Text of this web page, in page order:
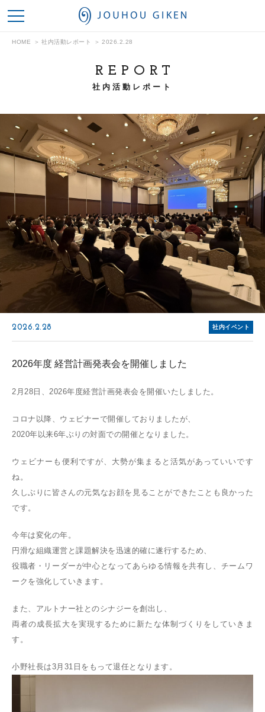
HOME 社内活動レポート 2026.2.28
REPORT
社内活動レポート
2026.2.28 社内イベント
2026年度 経営計画発表会を開催しました
2月28日、2026年度経営計画発表会を開催いたしました。
コロナ以降、ウェビナーで開催しておりましたが、
2020年以来6年ぶりの対面での開催となりました。
ウェビナーも便利ですが、大勢が集まると活気があっていいです
ね。
久しぶりに皆さんの元気なお顔を見ることができたことも良かった
です。
今年は変化の年。
円滑な組織運営と課題解決を迅速的確に遂行するため、
役職者・リーダーが中心となってあらゆる情報を共有し、チームワ
ークを強化していきます。
また、アルトナー社とのシナジーを創出し、
両者の成長拡大を実現するために新たな体制づくりをしていきま
す。
小野社長は3月31日をもって退任となります。